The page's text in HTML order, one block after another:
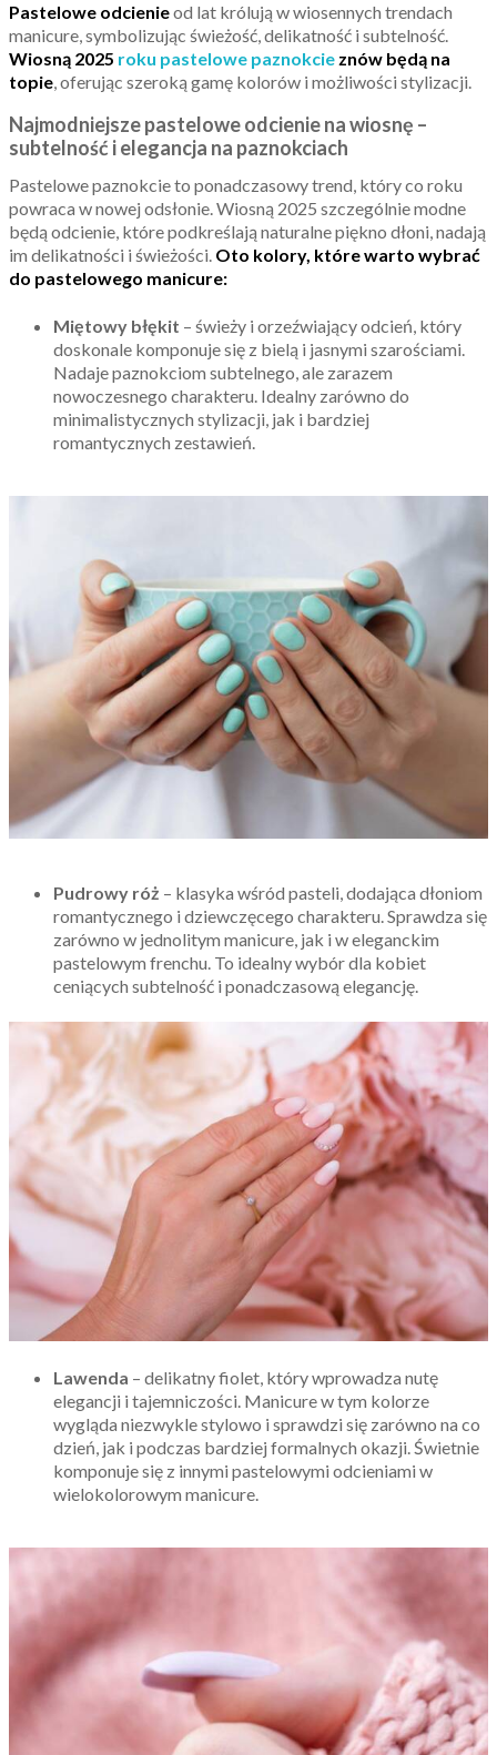
Pastelowe odcienieod lat królują w wiosennych trendach
manicure, symbolizując świeżość, delikatność i subtelność.
Wiosną 2025 roku pastelowe paznokcie znów będą na
topie, oferując szeroką gamę kolorów i możliwości stylizacji.​
Najmodniejsze pastelowe odcienie na wiosnę –
subtelność i elegancja na paznokciach
Pastelowe paznokcie to ponadczasowy trend, który co roku
powraca w nowej odsłonie. Wiosną 2025 szczególnie modne
będą odcienie, które podkreślają naturalne piękno dłoni, nadają
im delikatności i świeżości. Oto kolory, które warto wybrać
do pastelowego manicure:
Miętowy błękit – świeży i orzeźwiający odcień, który
doskonale komponuje się z bielą i jasnymi szarościami.
Nadaje paznokciom subtelnego, ale zarazem
nowoczesnego charakteru. Idealny zarówno do
minimalistycznych stylizacji, jak i bardziej
romantycznych zestawień.
Pudrowy róż – klasyka wśród pasteli, dodająca dłoniom
romantycznego i dziewczęcego charakteru. Sprawdza się
zarówno w jednolitym manicure, jak i w eleganckim
pastelowym frenchu. To idealny wybór dla kobiet
ceniących subtelność i ponadczasową elegancję.
Lawenda – delikatny fiolet, który wprowadza nutę
elegancji i tajemniczości. Manicure w tym kolorze
wygląda niezwykle stylowo i sprawdzi się zarówno na co
dzień, jak i podczas bardziej formalnych okazji. Świetnie
komponuje się z innymi pastelowymi odcieniami w
wielokolorowym manicure.